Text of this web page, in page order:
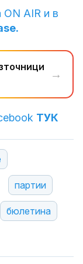
AIR и в
→
ТУК
партии
бюлетина